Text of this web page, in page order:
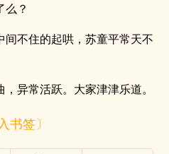
么？
间不住的起哄，苏童平常天不
异常活跃。大家津津乐道。
书签〕